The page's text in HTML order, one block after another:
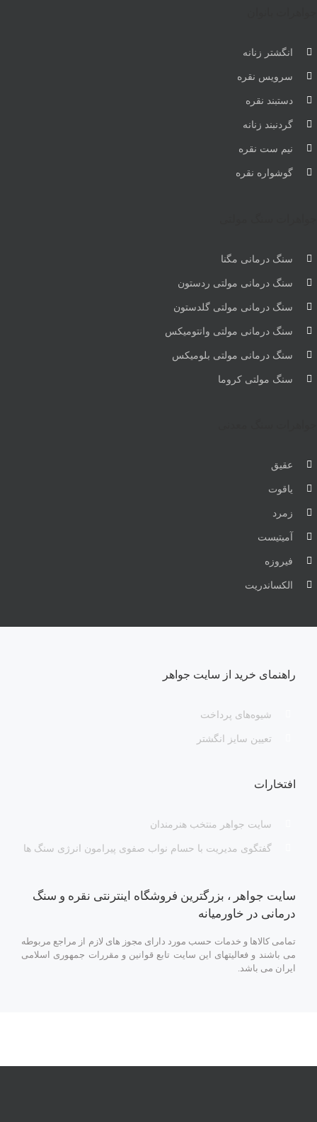
انگشتر زنانه
سرویس نقره
دستبند نقره
گردنبند زنانه
نیم ست نقره
گوشواره نقره
سنگ درمانی مگنا
سنگ درمانی مولتی ردستون
سنگ درمانی مولتی گلدستون
سنگ درمانی مولتی وانتومیکس
سنگ درمانی مولتی بلومیکس
سنگ مولتی کروما
عقیق
یاقوت
زمرد
آمیتیست
فیروزه
الکساندریت
راهنمای خرید از سایت جواهر
شیوه‌های پرداخت
تعیین سایز انگشتر
افتخارات
سایت جواهر منتخب هنرمندان
گفتگوی مدیریت با حسام نواب صفوی پیرامون انرژی سنگ ها
سایت جواهر ، بزرگترین فروشگاه اینترنتی نقره و سنگ
درمانی در خاورمیانه
تمامی کالاها و خدمات حسب مورد دارای مجوز های لازم از مراجع مربوطه
می باشند و فعالیتهای این سایت تابع قوانین و مقررات جمهوری اسلامی
ایران می باشد.